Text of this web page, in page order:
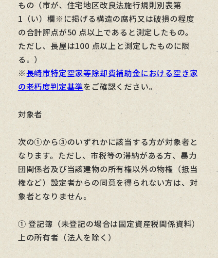
もの（市が、住宅地区改良法施行規則別表第
1（い）欄※に掲げる構造の腐朽又は破損の程度
の合計評点が50 点以上であると測定したもの。
ただし、長屋は100 点以上と測定したものに限
る。）
※長崎市特定空家等除却費補助金における空き家
の老朽度判定基準をご確認ください。
対象者
次の①から③のいずれかに該当する方が対象者と
なります。ただし、市税等の滞納がある方、暴力
団関係者及び当該建物の所有権以外の物権（抵当
権など）設定者からの同意を得られない方は、対
象者となりません。
① 登記簿（未登記の場合は固定資産税関係資料）
上の所有者（法人を除く）